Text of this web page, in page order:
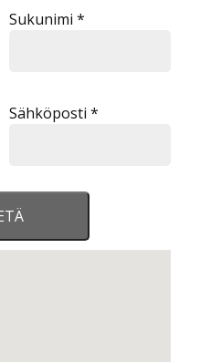
Sukunimi *
Sähköposti *